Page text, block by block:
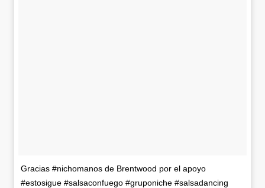
Gracias #nichomanos de Brentwood por el apoyo
#estosigue #salsaconfuego #gruponiche #salsadancing